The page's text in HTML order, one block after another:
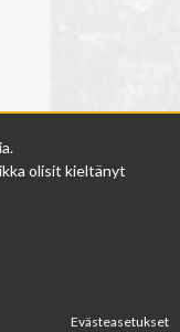
olisit kieltänyt
Evästeasetukset